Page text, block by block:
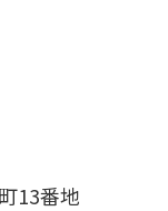
13番地